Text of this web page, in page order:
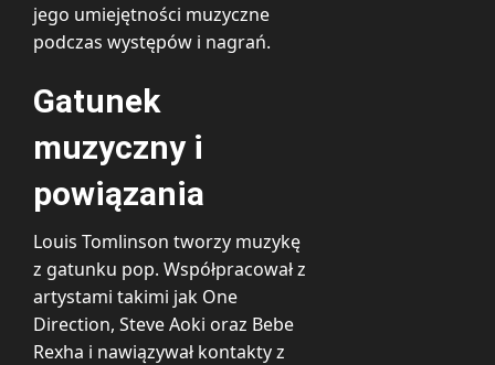
jego umiejętności muzyczne
podczas występów i nagrań.
Gatunek
muzyczny i
powiązania
Louis Tomlinson tworzy muzykę
z gatunku pop. Współpracował z
artystami takimi jak One
Direction, Steve Aoki oraz Bebe
Rexha i nawiązywał kontakty z